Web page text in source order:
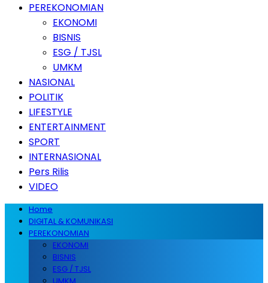
PEREKONOMIAN
EKONOMI
BISNIS
ESG / TJSL
UMKM
NASIONAL
POLITIK
LIFESTYLE
ENTERTAINMENT
SPORT
INTERNASIONAL
Pers Rilis
VIDEO
Home
DIGITAL & KOMUNIKASI
PEREKONOMIAN
EKONOMI
BISNIS
ESG / TJSL